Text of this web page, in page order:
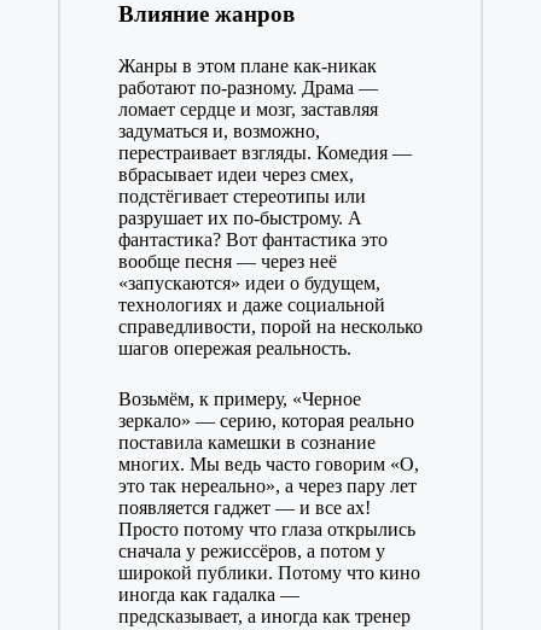
Влияние жанров
Жанры в этом плане как-никак
работают по-разному. Драма —
ломает сердце и мозг, заставляя
задуматься и, возможно,
перестраивает взгляды. Комедия —
вбрасывает идеи через смех,
подстёгивает стереотипы или
разрушает их по-быстрому. А
фантастика? Вот фантастика это
вообще песня — через неё
«запускаются» идеи о будущем,
технологиях и даже социальной
справедливости, порой на несколько
шагов опережая реальность.
Возьмём, к примеру, «Черное
зеркало» — серию, которая реально
поставила камешки в сознание
многих. Мы ведь часто говорим «О,
это так нереально», а через пару лет
появляется гаджет — и все ах!
Просто потому что глаза открылись
сначала у режиссёров, а потом у
широкой публики. Потому что кино
иногда как гадалка —
предсказывает, а иногда как тренер